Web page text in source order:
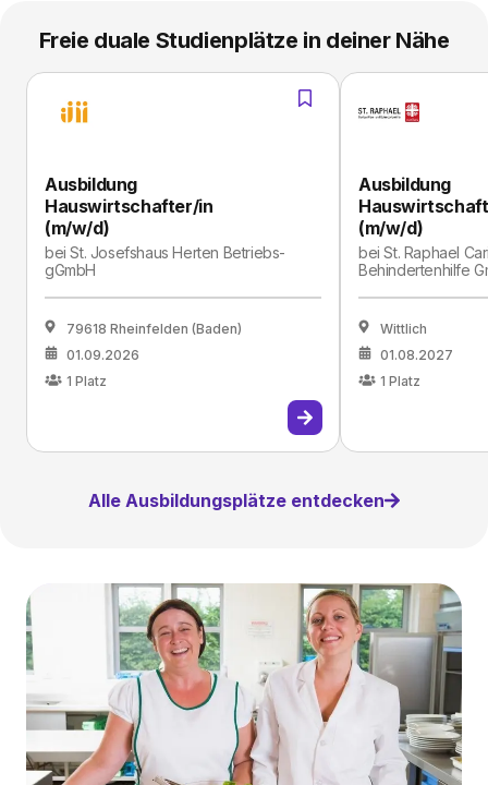
Freie duale Studienplätze in deiner Nähe
Ausbildung
Hauswirtschafter/in
(m/w/d)
beiSt. Josefshaus Herten Betriebs-
gGmbH
79618 Rheinfelden (Baden)
01.09.2026
1 Platz
Ausbildung
(m/w/d)
beiSt. Raphael
Behindertenhilfe
Wittlich
01.08.2027
1 Platz
Alle Ausbildungsplätze entdecken